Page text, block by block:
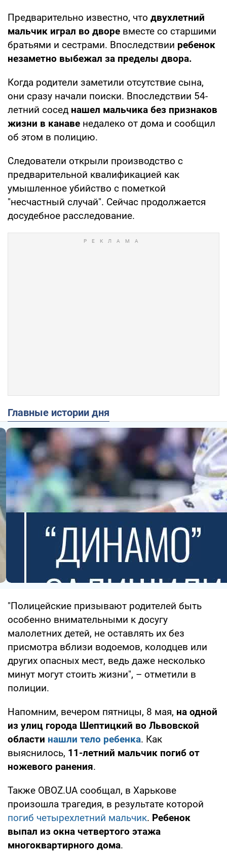
Предварительно известно, что двухлетний
мальчик играл во дворе вместе со старшими
братьями и сестрами. Впоследствии ребенок
незаметно выбежал за пределы двора.
Когда родители заметили отсутствие сына,
они сразу начали поиски. Впоследствии 54-
летний сосед нашел мальчика без признаков
жизни в канаве недалеко от дома и сообщил
об этом в полицию.
Следователи открыли производство с
предварительной квалификацией как
умышленное убийство с пометкой
"несчастный случай". Сейчас продолжается
досудебное расследование.
Главные истории дня
"Полицейские призывают родителей быть
особенно внимательными к досугу
малолетних детей, не оставлять их без
присмотра вблизи водоемов, колодцев или
других опасных мест, ведь даже несколько
минут могут стоить жизни", – отметили в
полиции.
Напомним, вечером пятницы, 8 мая, на одной
из улиц города Шептицкий во Львовской
области нашли тело ребенка. Как
выяснилось, 11-летний мальчик погиб от
ножевого ранения.
Также OBOZ.UA сообщал, в Харькове
произошла трагедия, в результате которой
погиб четырехлетний мальчик. Ребенок
выпал из окна четвертого этажа
многоквартирного дома.